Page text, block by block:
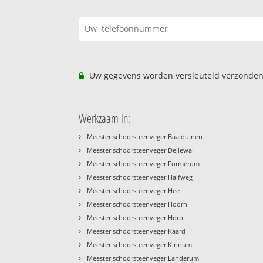
Uw gegevens worden versleuteld
Werkzaam in:
› Meester schoorsteenveger Baaiduinen
› Meester schoorsteenveger Dellewal
› Meester schoorsteenveger Formerum
› Meester schoorsteenveger Halfweg
› Meester schoorsteenveger Hee
› Meester schoorsteenveger Hoorn
› Meester schoorsteenveger Horp
› Meester schoorsteenveger Kaard
› Meester schoorsteenveger Kinnum
› Meester schoorsteenveger Landerum